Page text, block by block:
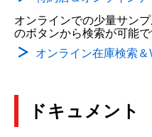
オンラインでの少量サン
のボタンから検索が可能で
オンライン在庫検索＆
ドキュメント